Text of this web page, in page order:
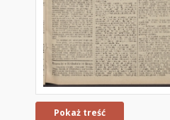
Pokaż treść